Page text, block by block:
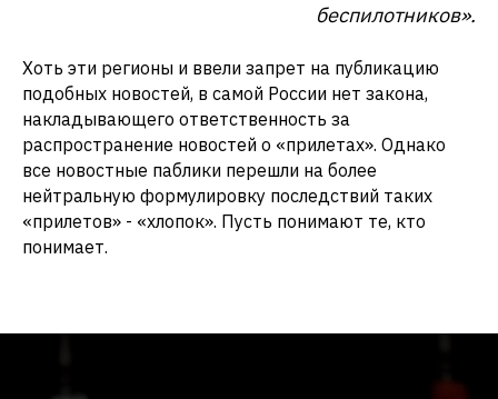
беспилотников».
Хоть эти регионы и ввели запрет на публикацию
подобных новостей, в самой России нет закона,
накладывающего ответственность за
распространение новостей о «прилетах». Однако
все новостные паблики перешли на более
нейтральную формулировку последствий таких
«прилетов» - «хлопок». Пусть понимают те, кто
понимает.